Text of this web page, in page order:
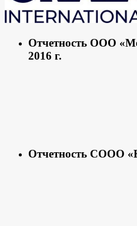
Отчетность ООО
2016 г.
Отчетность СООО